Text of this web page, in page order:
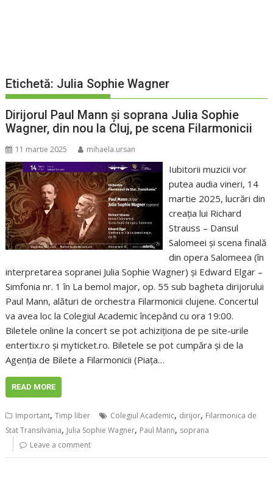
Etichetă: Julia Sophie Wagner
Dirijorul Paul Mann și soprana Julia Sophie
Wagner, din nou la Cluj, pe scena Filarmonicii
11 martie 2025 mihaela.ursan
Iubitorii muzicii vor
putea audia vineri, 14
martie 2025, lucrări din
creația lui Richard
Strauss – Dansul
Salomeei și scena finală
din opera Salomeea (în
interpretarea sopranei Julia Sophie Wagner) și Edward Elgar –
Simfonia nr. 1 în La bemol major, op. 55 sub bagheta dirijorului
Paul Mann, alături de orchestra Filarmonicii clujene. Concertul
va avea loc la Colegiul Academic începând cu ora 19:00.
Biletele online la concert se pot achiziționa de pe site-urile
entertix.ro și myticket.ro. Biletele se pot cumpăra și de la
Agenția de Bilete a Filarmonicii (Piața…
READ MORE
Important,Timp liber Colegiul Academic, dirijor, Filarmonica de
Stat Transilvania, Julia Sophie Wagner, Paul Mann, soprana
Leave a comment